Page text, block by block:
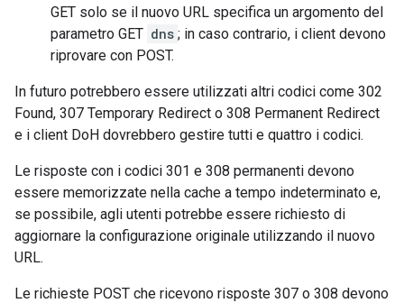
GET solo se il nuovo URL specifica un argomento del
parametro GET dns ; in caso contrario, i client devono
riprovare con POST.
In futuro potrebbero essere utilizzati altri codici come 302
Found, 307 Temporary Redirect o 308 Permanent Redirect
e i client DoH dovrebbero gestire tutti e quattro i codici.
Le risposte con i codici 301 e 308 permanenti devono
essere memorizzate nella cache a tempo indeterminato e,
se possibile, agli utenti potrebbe essere richiesto di
aggiornare la configurazione originale utilizzando il nuovo
URL.
Le richieste POST che ricevono risposte 307 o 308 devono